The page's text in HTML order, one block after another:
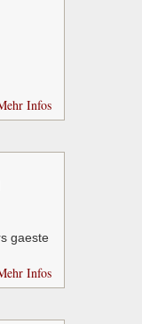
Infos
gaeste
Infos